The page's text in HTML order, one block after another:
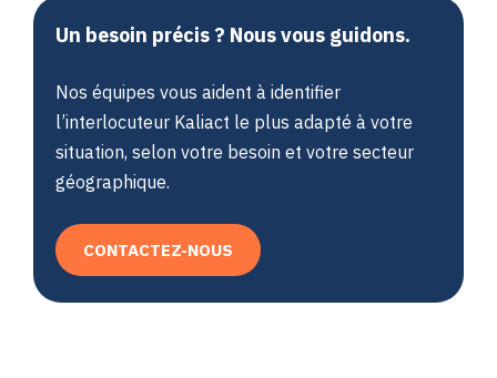
Un besoin précis ? Nous vous guidons.
Nos équipes vous aident à identifier
l’interlocuteur Kaliact le plus adapté à votre
situation, selon votre besoin et votre secteur
géographique.
CONTACTEZ-NOUS